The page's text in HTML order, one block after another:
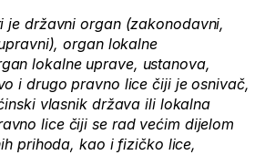
je državni organ (zakonodavni,
organ lokalne
lokalne uprave, ustanova,
i drugo pravno lice čiji je osnivač,
vlasnik država ili lokalna
lice čiji se rad većim dijelom
prihoda, kao i fizičko lice,